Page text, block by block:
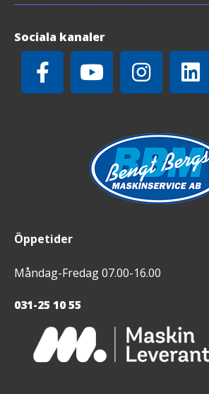
Sociala kanaler
Öppetider
Måndag-Fredag 07.00-16.00
031-25 10 55